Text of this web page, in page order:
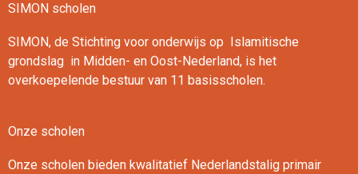
SIMON scholen
SIMON, de Stichting voor onderwijs op Islamitische
grondslag in Midden- en Oost-Nederland, is het
overkoepelende bestuur van 11 basisscholen.
Onze scholen
Onze scholen bieden kwalitatief Nederlandstalig primair